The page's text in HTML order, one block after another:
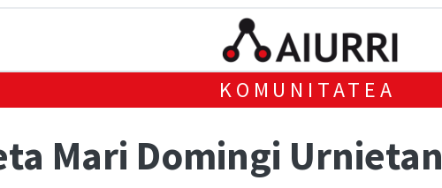
KOMUNITATEA
Mari Domingi Urnietan